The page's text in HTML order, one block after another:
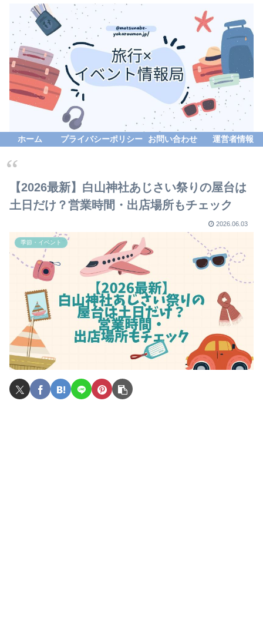
ホーム プライバシーポリシー お問い合わせ 運営者情報
【2026最新】白山神社あじさい祭りの屋台は
土日だけ？営業時間・出店場所もチェック
2026.06.03
季節・イベント